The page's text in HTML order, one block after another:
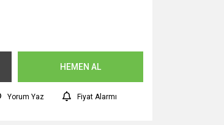
HEMEN AL
Yorum Yaz Fiyat Alarmı